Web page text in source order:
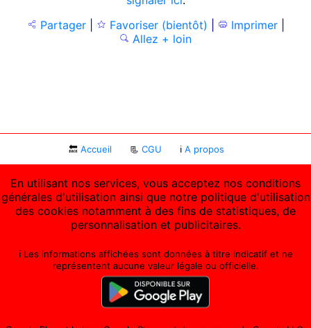
Partager| Favoriser (bientôt) Imprimer|
Allez + loin
🔙 Accueil 📃 CGU ℹ A propos
En utilisant nos services, vous acceptez nos conditions
générales d'utilisation ainsi que notre politique d'utilisation
des cookies notamment à des fins de statistiques, de
personnalisation et publicitaires.
ℹ️ Les informations affichées sont données à titre indicatif et ne
représentent aucune valeur légale ou officielle.